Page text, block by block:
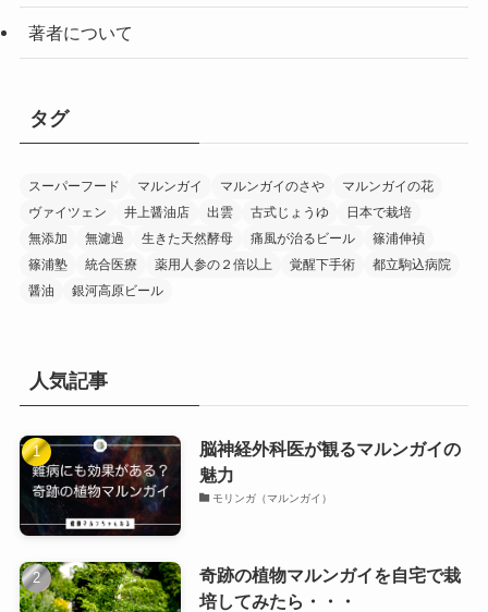
著者について
タグ
スーパーフード マルンガイ マルンガイのさや
マルンガイの花
ヴァイツェン
井上醤油店 出雲 古式じょうゆ
日本で栽培
無添加
無濾過 生きた天然酵母 痛風が治るビール
篠浦伸禎
篠浦塾
統合医療 薬用人参の２倍以上 覚醒下手術
都立駒込病院
醤油
銀河高原ビール
人気記事
脳神経外科医が観るマルンガイの
魅力
モリンガ（マルンガイ）
奇跡の植物マルンガイを自宅で栽
培してみたら・・・